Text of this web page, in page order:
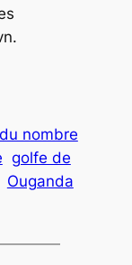
nombre
golfe de
Ouganda